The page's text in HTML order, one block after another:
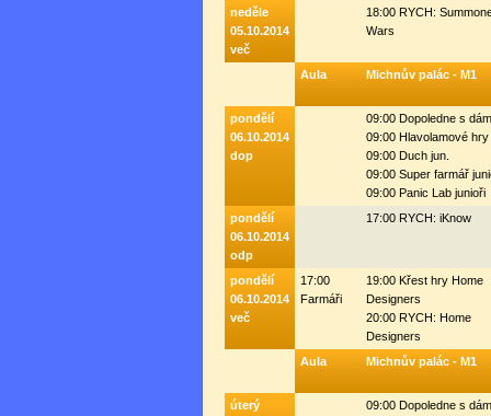
neděle
05.10.2014
več
18:00 RYCH:
Wars
Aula Michnův palác - M1
pondělí
06.10.2014
dop
09:00 Dopoledne s
09:00 Hlavolamové hry
09:00 Duch jun.
09:00 Super farmář
09:00 Panic Lab junioři
pondělí
06.10.2014
odp
17:00 RYCH: iKnow
pondělí
06.10.2014
več
17:00
Farmáři
19:00 Křest hry Home
Designers
20:00 RYCH: Home
Designers
Aula
Michnův palác - M1
úterý
09:00 Dopoledne s